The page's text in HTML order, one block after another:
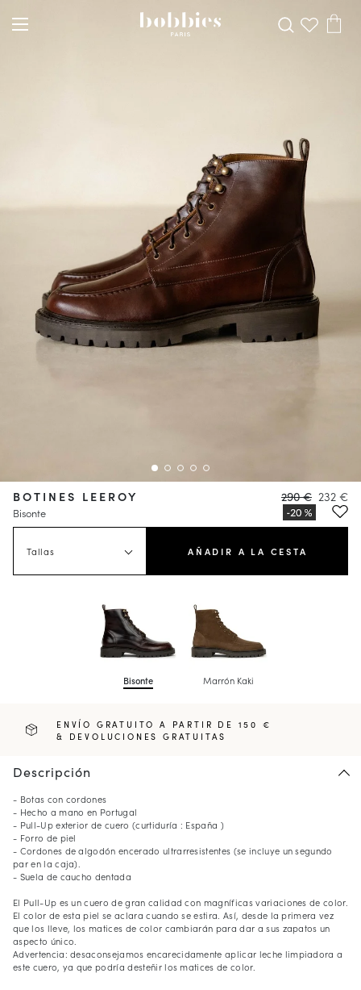
BOTINES LEEROY
Bisonte
290 € 232 €
Tallas AÑADIR A LA CESTA
Bisonte Marrón Kaki
ENVÍO GRATUITO A PARTIR DE 150 €
& DEVOLUCIONES GRATUITAS
Descripción
- Botas con cordones
- Hecho a mano en Portugal
- Pull-Up exterior de cuero (curtiduría : España )
- Forro de piel
- Cordones de algodón encerado ultrarresistentes (se incluye un segundo
par en la caja).
- Suela de caucho dentada
El Pull-Up es un cuero de gran calidad con magníficas variaciones de color.
El color de esta piel se aclara cuando se estira. Así, desde la primera vez
que los lleve, los matices de color cambiarán para dar a sus zapatos un
aspecto único.
Advertencia: desaconsejamos encarecidamente aplicar leche limpiadora a
este cuero, ya que podría desteñir los matices de color.